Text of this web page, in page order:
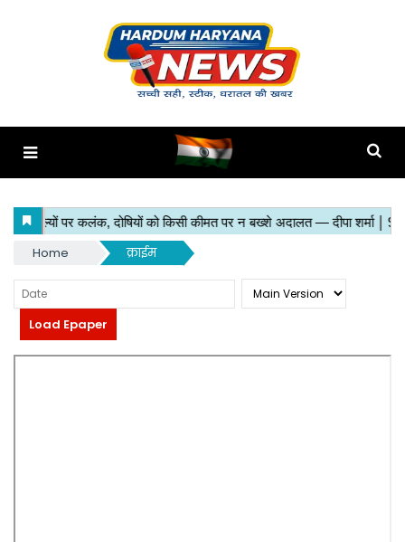
Home क्राईम
Load Epaper